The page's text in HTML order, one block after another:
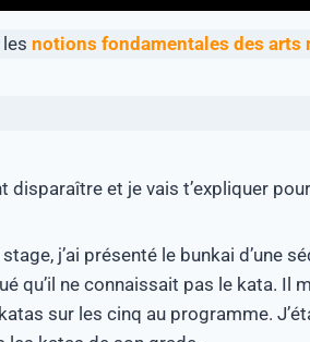
notions fondamentales des arts
disparaître et je vais t’expliquer
j’ai présenté le bunkai d’une
qu’il ne connaissait pas le kata. Il
sur les cinq au programme.